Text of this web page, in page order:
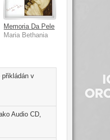
Memoria Da Pele
Maria Bethania
přikládán v
Audio CD,